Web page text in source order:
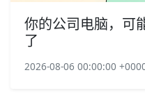
你的公司电脑，可
了
2026-08-06 00:00:00